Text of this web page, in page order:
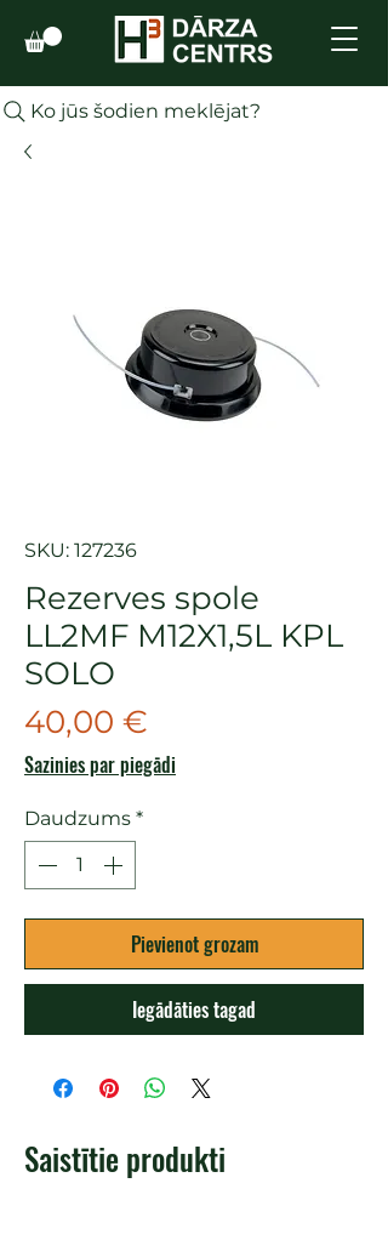
Ko jūs šodien meklējat?
SKU: 127236
Rezerves spole
LL2MF M12X1,5L KPL
SOLO
40,00 €
Sazinies par piegādi
Daudzums *
Pievienot grozam
Iegādāties tagad
Saistītie produkti